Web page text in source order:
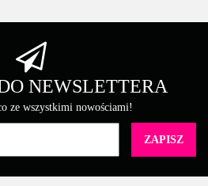
NEWSLETTERA
ze wszystkimi nowościami!